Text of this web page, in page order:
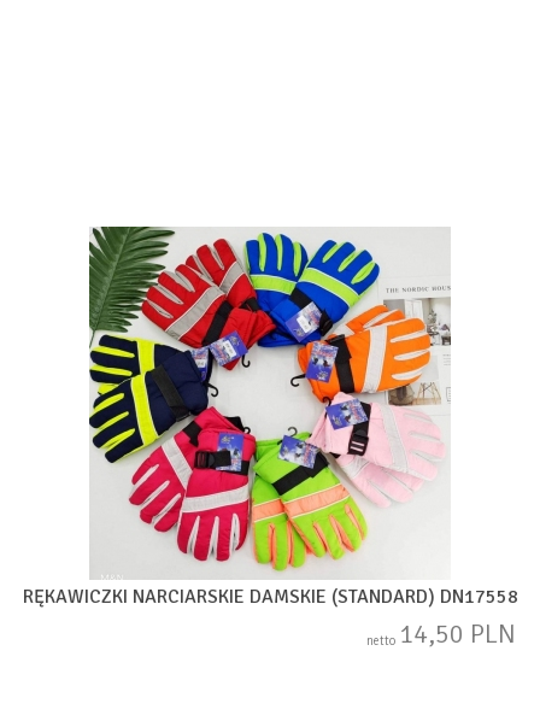
RĘKAWICZKI NARCIARSKIE DAMSKIE (STANDARD) DN17558
netto 14,50 PLN